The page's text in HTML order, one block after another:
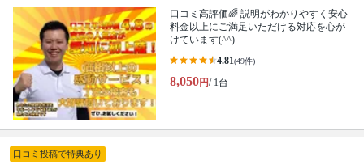
口コミ高評価🌈 説明がわかりやすく安心
料金以上にご満足いただける対応を心が
けています(^^)
4.81(49件)
8,050円/ 1台
口コミ投稿で特典あり